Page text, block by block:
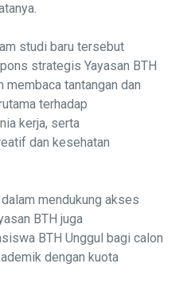
studi baru tersebut
strategis Yayasan BTH
membaca tantangan dan
terhadap
kerja, serta
dan kesehatan
mendukung akses
BTH juga
BTH Unggul bagi calon
dengan kuota